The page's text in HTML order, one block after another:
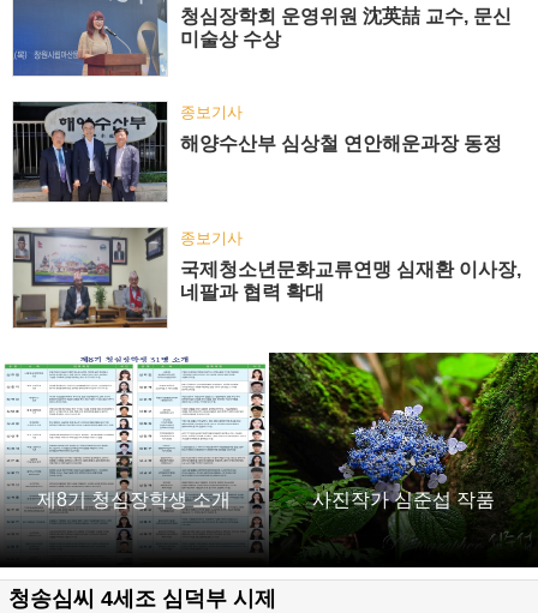
청심장학회 운영위원 沈英喆 교수, 문신
미술상 수상
종보기사
해양수산부 심상철 연안해운과장 동정
종보기사
국제청소년문화교류연맹 심재환 이사장,
네팔과 협력 확대
제8기 청심장학생 소개 사진작가 심준섭 작품
청송심씨 4세조 심덕부 시제